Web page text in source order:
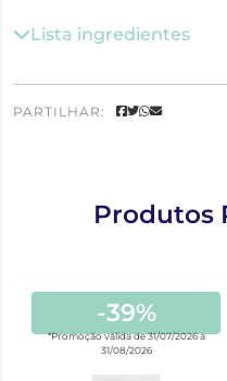
Lista ingredientes
PARTILHAR:
Produtos
-39%
*Promoção válida de 31/07/2026 a
31/08/2026